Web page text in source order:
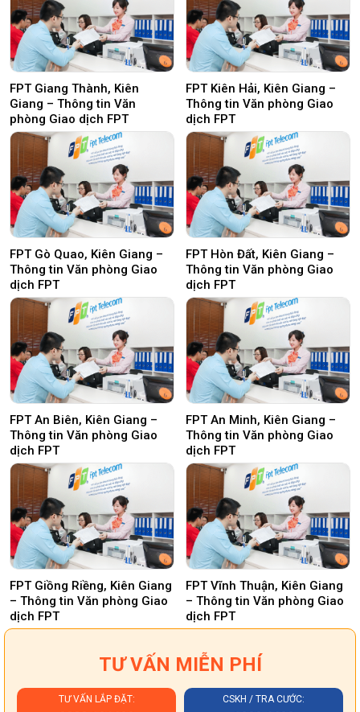
FPT Giang Thành, Kiên
Giang – Thông tin Văn
phòng Giao dịch FPT
FPT Kiên Hải, Kiên Giang –
Thông tin Văn phòng Giao
dịch FPT
FPT Gò Quao, Kiên Giang –
Thông tin Văn phòng Giao
dịch FPT
FPT Hòn Đất, Kiên Giang –
Thông tin Văn phòng Giao
dịch FPT
FPT An Biên, Kiên Giang –
Thông tin Văn phòng Giao
dịch FPT
FPT An Minh, Kiên Giang –
Thông tin Văn phòng Giao
dịch FPT
FPT Giồng Riềng, Kiên Giang
– Thông tin Văn phòng Giao
dịch FPT
FPT Vĩnh Thuận, Kiên Giang
– Thông tin Văn phòng Giao
dịch FPT
TƯ VẤN MIỄN PHÍ
TƯ VẤN LẮP ĐẶT: CSKH / TRA CƯỚC: